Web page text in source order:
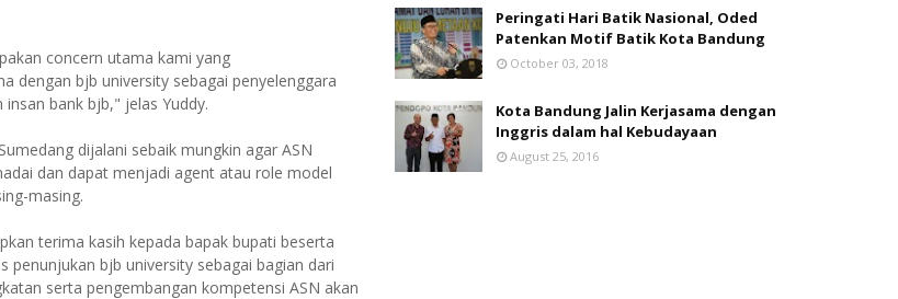
concern utama kami yang
dengan bjb university sebagai penyelenggara
bank bjb," jelas Yuddy.
dijalani sebaik mungkin agar ASN
dan dapat menjadi agent atau role model
masing.
terima kasih kepada bapak bupati beserta
penunjukan bjb university sebagai bagian dari
serta pengembangan kompetensi ASN akan
Peringati Hari Batik Nasional, Oded
Patenkan Motif Batik Kota Bandung
October 03, 2018
Kota Bandung Jalin Kerjasama dengan
Inggris dalam hal Kebudayaan
August 25, 2016